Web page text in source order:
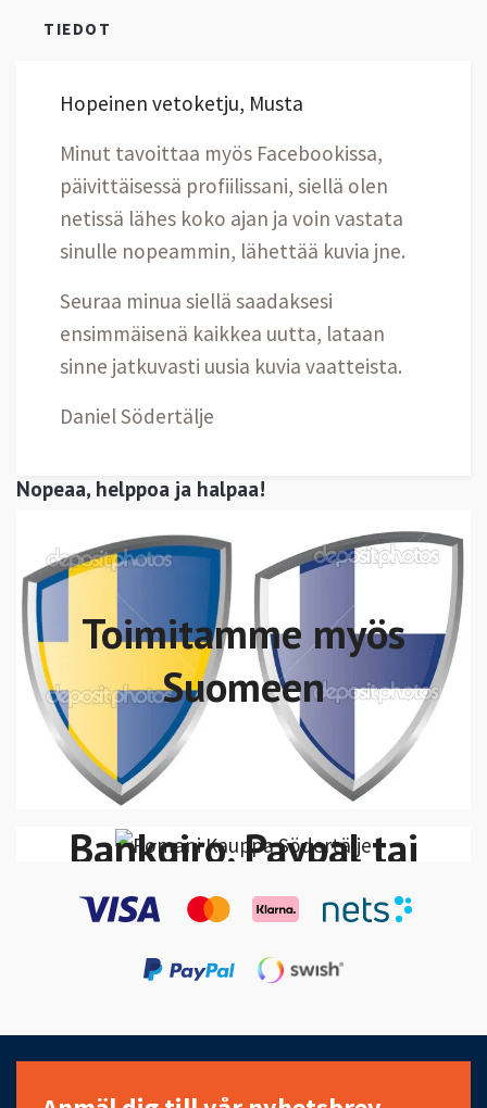
Nopeaa, helppoa ja halpaa!
Toimitamme myös
Suomeen
Voit maksaa Swish,
VISA/MasterCard
Bankgiro, Paypal tai
Klarna Lasku-Maksa
30 päivän kuluessa
TIEDOT
Hopeinen vetoketju, Musta
Minut tavoittaa myös Facebookissa,
päivittäisessä profiilissani, siellä olen
netissä lähes koko ajan ja voin vastata
sinulle nopeammin, lähettää kuvia jne.
Seuraa minua siellä saadaksesi
ensimmäisenä kaikkea uutta, lataan
sinne jatkuvasti uusia kuvia vaatteista.
Daniel Södertälje